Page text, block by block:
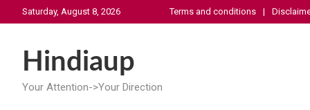
to
Saturday, August 8, 2026 Terms and conditions
Hindiaup
Your Attention->Your Direction